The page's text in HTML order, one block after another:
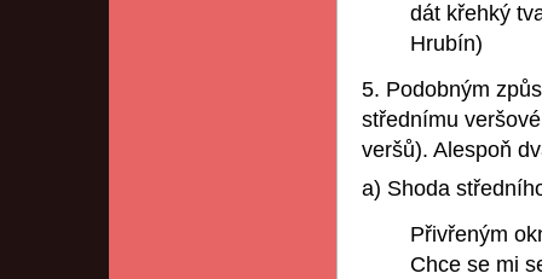
dát křehký
Hrubín)
5. Podobným
střednímu
veršů). Alespoň
a) Shoda
Přivřeným
Chce se mi